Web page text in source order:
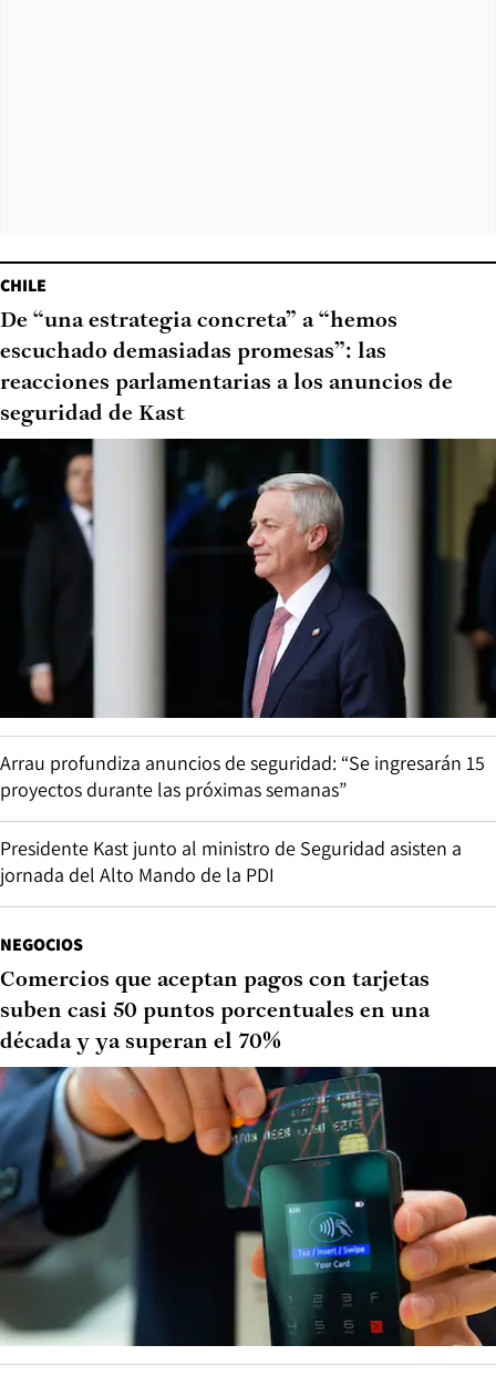
CHILE
De “una estrategia concreta” a “hemos
escuchado demasiadas promesas”: las
reacciones parlamentarias a los anuncios de
seguridad de Kast
Arrau profundiza anuncios de seguridad: “Se ingresarán 15
proyectos durante las próximas semanas”
Presidente Kast junto al ministro de Seguridad asisten a
jornada del Alto Mando de la PDI
NEGOCIOS
Comercios que aceptan pagos con tarjetas
suben casi 50 puntos porcentuales en una
década y ya superan el 70%